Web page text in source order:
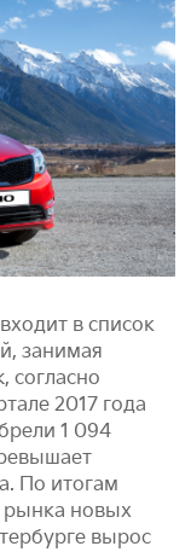
в список
занимая
согласно
2017 года
1 094
По итогам
рынка новых
вырос